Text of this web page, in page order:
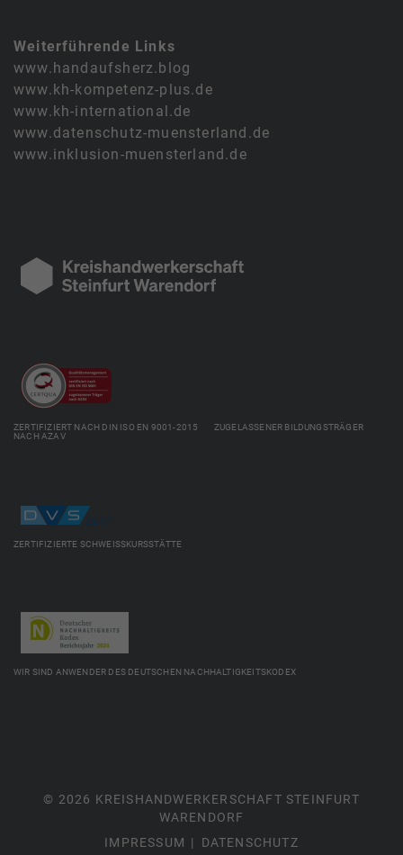
Weiterführende Links
www.handaufsherz.blog
www.kh-kompetenz-plus.de
www.kh-international.de
www.datenschutz-muensterland.de
www.inklusion-muensterland.de
ZERTIFIZIERT NACH DIN ISO EN 9001-2015 ZUGELASSENER BILDUNGSTRÄGER
NACH AZAV
ZERTIFIZIERTE SCHWEISSKURSSTÄTTE
WIR SIND ANWENDER DES DEUTSCHEN NACHHALTIGKEITSKODEX
© 2026 KREISHANDWERKERSCHAFT STEINFURT
WARENDORF
IMPRESSUM
DATENSCHUTZ